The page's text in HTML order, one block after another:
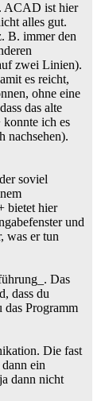
ACAD ist hier
alles gut.
B. immer den
zwei Linien).
es reicht,
ohne eine
das alte
ich es
nachsehen).
soviel
bietet hier
und
was er tun
Das
dass du
das Programm
Die fast
ein
dann nicht